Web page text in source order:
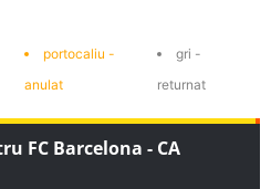
portocaliu -
anulat
gri -
returnat
FC Barcelona - CA